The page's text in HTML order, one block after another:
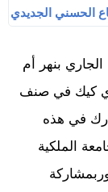
الحسني الجديدي
من العام الجاري بنهر أم
كيك في صنف
في هذه
الملكية